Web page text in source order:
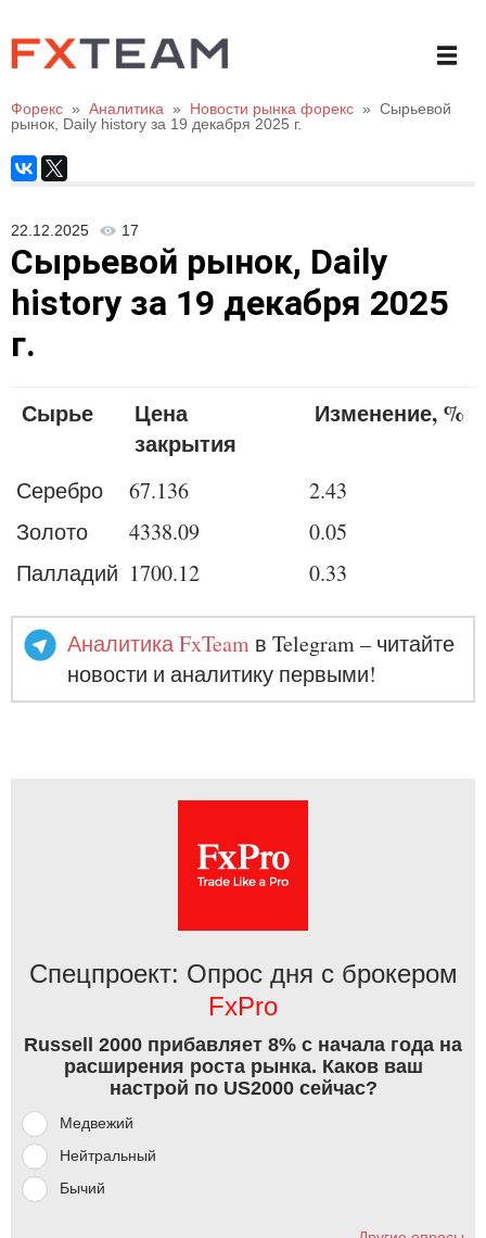
Форекс » Аналитика » Новости рынка форекс » Сырьевой
рынок, Daily history за 19 декабря 2025 г.
22.12.2025 17
Сырьевой рынок, Daily
history за 19 декабря 2025
г.
Сырье
Цена
закрытия
Изменение, %
Серебро 67.136
2.43
Золото
4338.09
0.05
Палладий 1700.12 0.33
Аналитика FxTeam в Telegram – читайте
новости и аналитику первыми!
Спецпроект: Опрос дня с брокером
FxPro
Russell 2000 прибавляет 8% с начала года на
расширения роста рынка. Каков ваш
настрой по US2000 сейчас?
Медвежий
Нейтральный
Бычий